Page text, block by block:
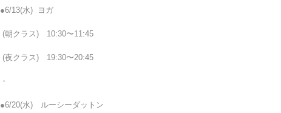
●6/13(水) ヨガ
(朝クラス) 10:30〜11:45
(夜クラス) 19:30〜20:45
・
●6/20(水) ルーシーダットン